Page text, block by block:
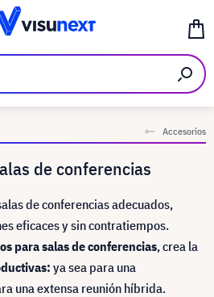
Accesorios
de conferencias
de conferencias adecuados,
eficaces y sin contratiempos.
para salas de conferencias, crea la
ya sea para una
una extensa reunión híbrida.